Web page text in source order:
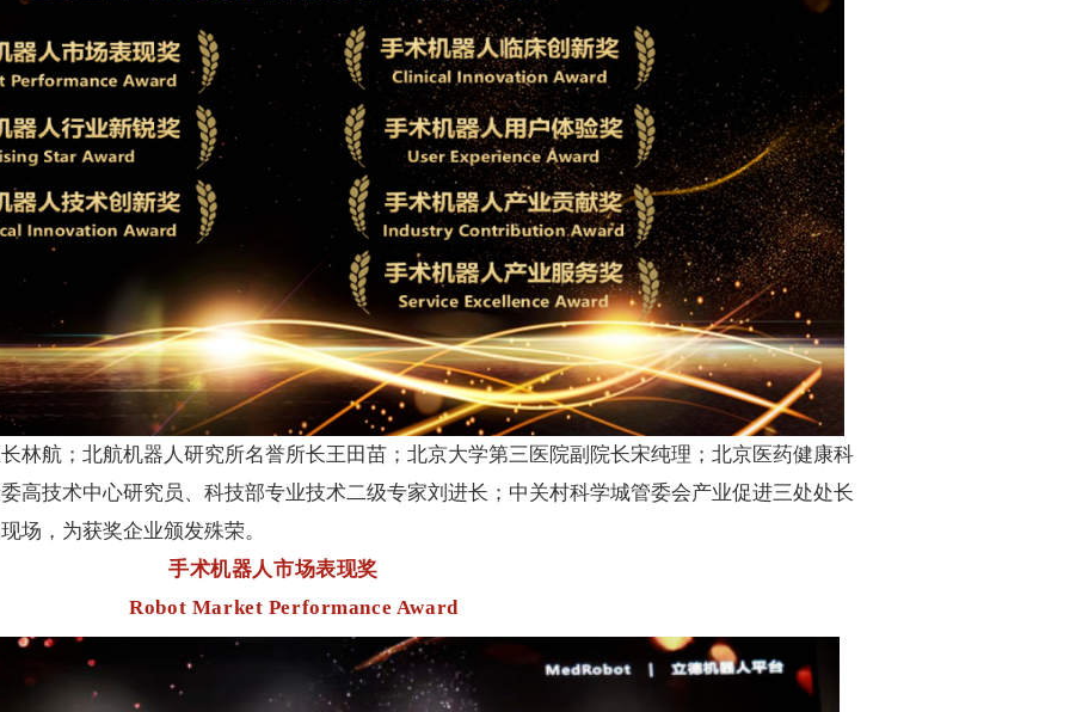
林航；北航机器人研究所名誉所长王田苗；北京大学第三医院副院长宋纯理；北京医药健康科
高技术中心研究员、科技部专业技术二级专家刘进长；中关村科学城管委会产业促进三处处长
场，为获奖企业颁发殊荣。
手术机器人市场表现奖
Robot Market Performance Award